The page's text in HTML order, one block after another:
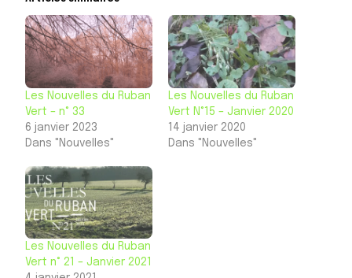
Les Nouvelles du Ruban
Vert – n° 33
6 janvier 2023
Dans "Nouvelles"
Les Nouvelles du Ruban
Vert N°15 – Janvier 2020
14 janvier 2020
Dans "Nouvelles"
Les Nouvelles du Ruban
Vert n° 21 – Janvier 2021